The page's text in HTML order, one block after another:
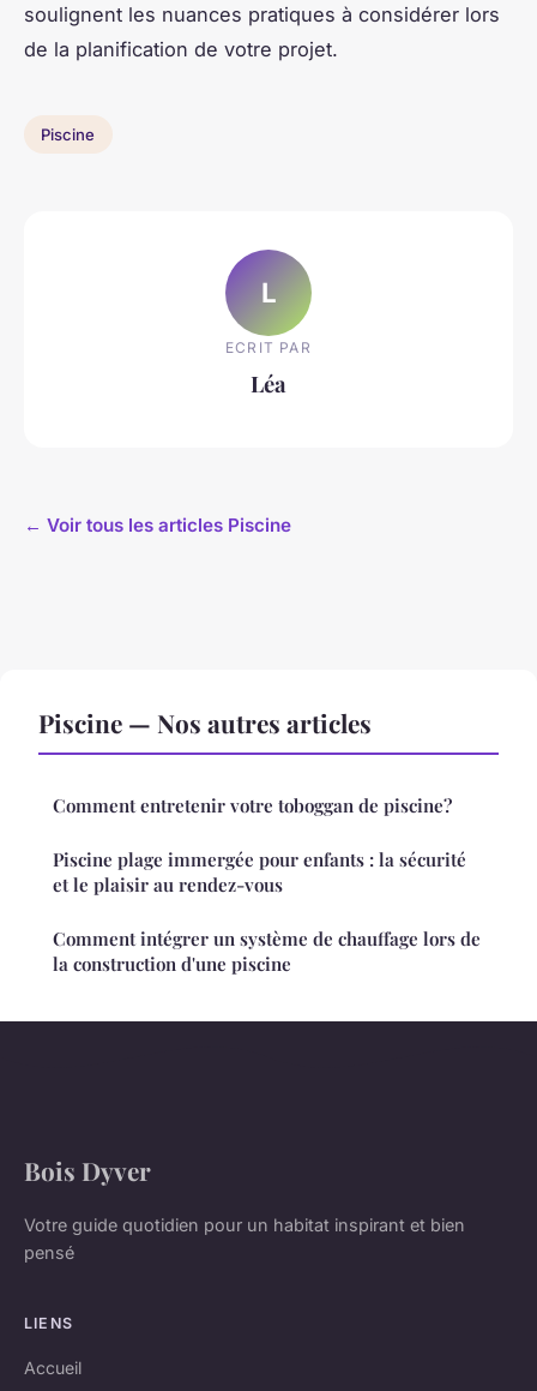
soulignent les nuances pratiques à considérer lors
de la planification de votre projet.
Piscine
L
ECRIT PAR
Léa
← Voir tous les articles Piscine
Piscine — Nos autres articles
Comment entretenir votre toboggan de piscine?
Piscine plage immergée pour enfants : la sécurité
et le plaisir au rendez-vous
Comment intégrer un système de chauffage lors de
la construction d'une piscine
Bois Dyver
Votre guide quotidien pour un habitat inspirant et bien
pensé
LIENS
Accueil